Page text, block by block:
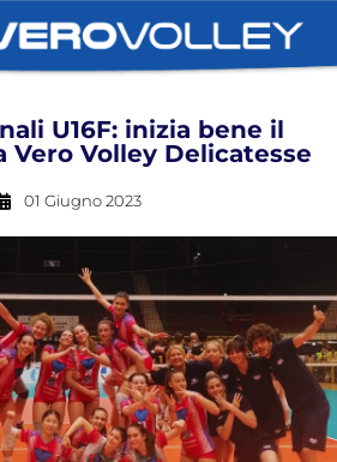
U16F: inizia bene il
Vero Volley Delicatesse
01 Giugno 2023